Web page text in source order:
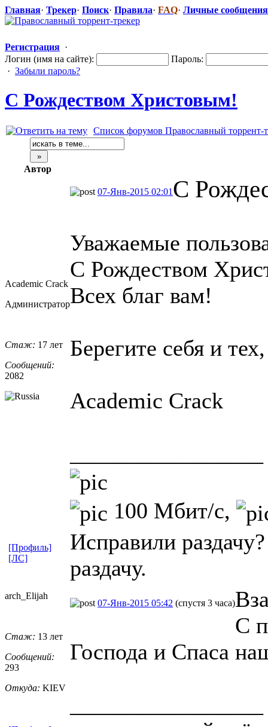
Главная· Трекер· Поиск· Правила· FAQ· Личные сообщения
Регистрация ·
Логин (имя на сайте):
Пароль:
· Забыли пароль?
С Рождеством Христовым!
Список форумов Православный торрент-
Автор
Academic Crack
Администратор
Стаж: 17 лет
Сообщений:
2082
07-Янв-2015 02:01 С
Уважаемые
С Рождеством
Всех благ вам!
Берегите себя и
Academic Crack
100 Мбит/с,
Исправили
раздачу.
[Профиль]
[ЛС]
arch_Elijah
Стаж: 13 лет
Сообщений:
293
Откуда: KIEV
07-Янв-2015 05:42 (спустя 3 часа)
С
Господа и Спаса